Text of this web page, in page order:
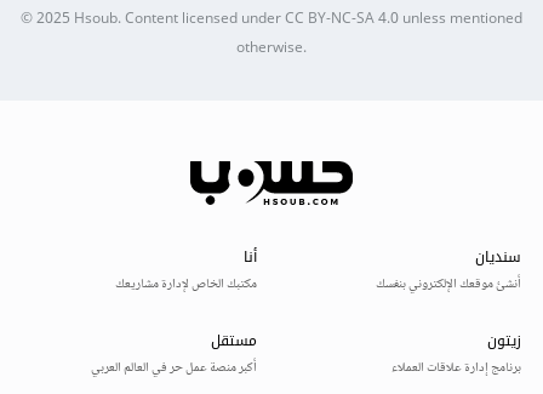
© 2025Hsoub.Content licensed underCC BY-NC-SA 4.0unless mentioned
otherwise.